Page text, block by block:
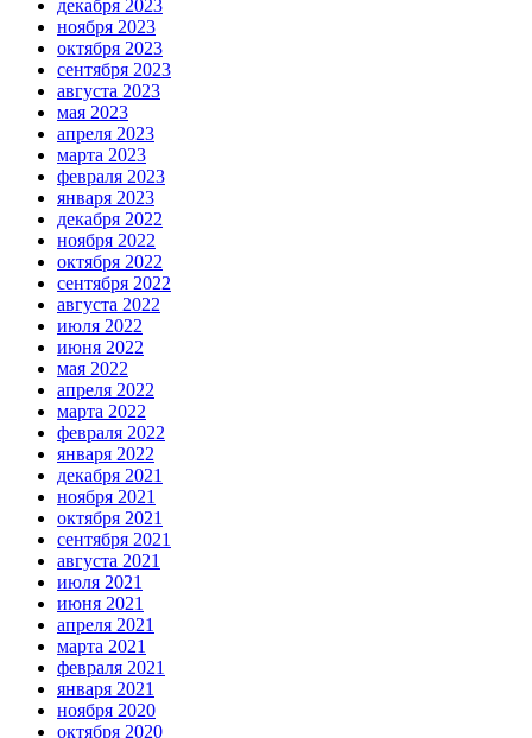
декабря 2023
ноября 2023
октября 2023
сентября 2023
августа 2023
мая 2023
апреля 2023
марта 2023
февраля 2023
января 2023
декабря 2022
ноября 2022
октября 2022
сентября 2022
августа 2022
июля 2022
июня 2022
мая 2022
апреля 2022
марта 2022
февраля 2022
января 2022
декабря 2021
ноября 2021
октября 2021
сентября 2021
августа 2021
июля 2021
июня 2021
апреля 2021
марта 2021
февраля 2021
января 2021
ноября 2020
октября 2020